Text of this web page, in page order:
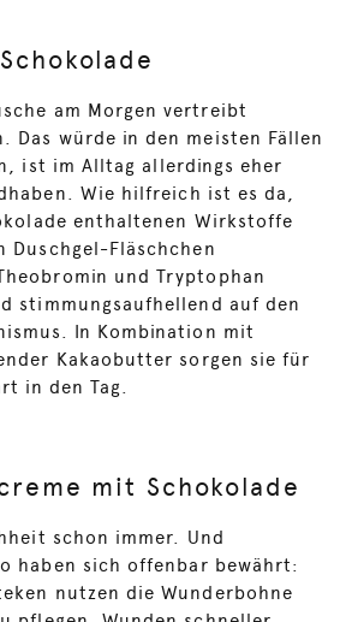
am Morgen vertreibt
Das würde in den meisten Fällen
ist im Alltag allerdings eher
Wie hilfreich ist es da,
enthaltenen Wirkstoffe
Duschgel-Fläschchen
und Tryptophan
stimmungsaufhellend auf den
In Kombination mit
Kakaobutter sorgen sie für
in den Tag.
mit Schokolade
schon immer. Und
haben sich offenbar bewährt:
nutzen die Wunderbohne